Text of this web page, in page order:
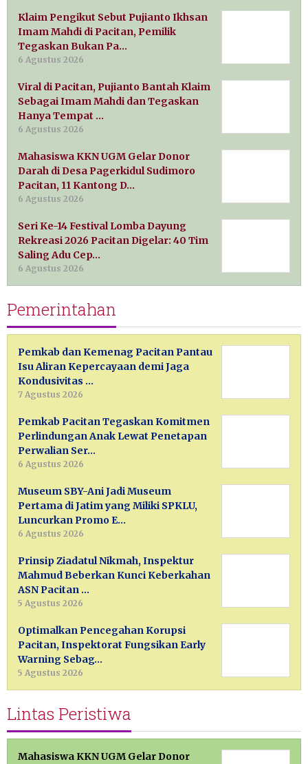
Klaim Pengikut Sebut Pujianto Ikhsan
Imam Mahdi di Pacitan, Pemilik
Tegaskan Bukan Pa…
6 Agustus 2026
Viral di Pacitan, Pujianto Bantah Klaim
Sebagai Imam Mahdi dan Tegaskan
Hanya Tempat …
6 Agustus 2026
Mahasiswa KKN UGM Gelar Donor
Darah di Desa Pagerkidul Sudimoro
Pacitan, 11 Kantong D…
6 Agustus 2026
Seri Ke-14 Festival Lomba Dayung
Rekreasi 2026 Pacitan Digelar: 40 Tim
Saling Adu Cep…
6 Agustus 2026
Pemerintahan
Pemkab dan Kemenag Pacitan Pantau
Isu Aliran Kepercayaan demi Jaga
Kondusivitas …
7 Agustus 2026
Pemkab Pacitan Tegaskan Komitmen
Perlindungan Anak Lewat Penetapan
Perwalian Ser…
6 Agustus 2026
Museum SBY-Ani Jadi Museum
Pertama di Jatim yang Miliki SPKLU,
Luncurkan Promo E…
6 Agustus 2026
Prinsip Ziadatul Nikmah, Inspektur
Mahmud Beberkan Kunci Keberkahan
ASN Pacitan …
5 Agustus 2026
Optimalkan Pencegahan Korupsi
Pacitan, Inspektorat Fungsikan Early
Warning Sebag…
5 Agustus 2026
Lintas Peristiwa
Mahasiswa KKN UGM Gelar Donor